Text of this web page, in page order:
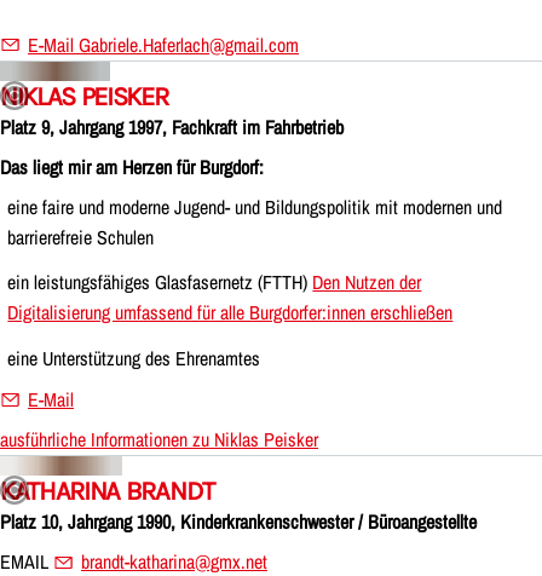
E-Mail Gabriele.Haferlach@gmail.com
NIKLAS PEISKER
Platz 9, Jahrgang 1997, Fachkraft im Fahrbetrieb
Das liegt mir am Herzen für Burgdorf:
eine faire und moderne Jugend- und Bildungspolitik mit modernen und
barrierefreie Schulen
ein leistungsfähiges Glasfasernetz (FTTH) Den Nutzen der
Digitalisierung umfassend für alle Burgdorfer:innen erschließen
eine Unterstützung des Ehrenamtes
E-Mail
ausführliche Informationen zu Niklas Peisker
KATHARINA BRANDT
Platz 10, Jahrgang 1990, Kinderkrankenschwester / Büroangestellte
EMAIL
brandt-katharina@gmx.net